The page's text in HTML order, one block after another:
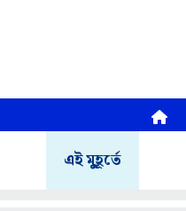
এই মুহূর্তে